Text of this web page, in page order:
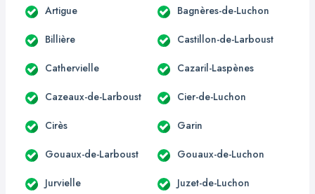
Artigue Bagnères-de-Luchon
Billière Castillon-de-Larboust
Cathervielle Cazaril-Laspènes
Cazeaux-de-Larboust Cier-de-Luchon
Cirès Garin
Gouaux-de-Larboust Gouaux-de-Luchon
Jurvielle Juzet-de-Luchon